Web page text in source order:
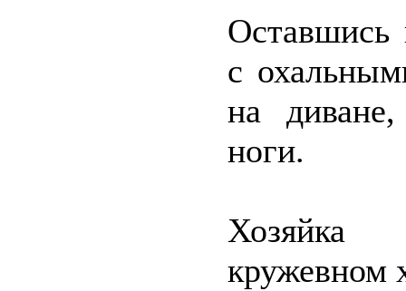
Оставшись
с
на
ноги.
Хозяйка
кружевном